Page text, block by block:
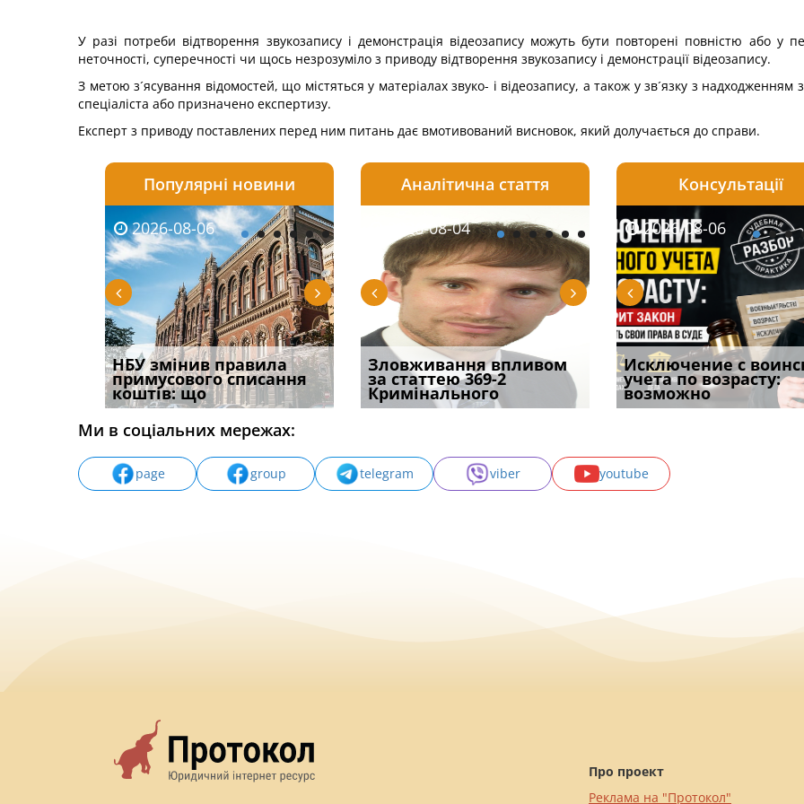
У разі потреби відтворення звукозапису і демонстрація відеозапису можуть бути повторені повністю або у
неточності, суперечності чи щось незрозуміло з приводу відтворення звукозапису і демонстрації відеозапису.
З метою з´ясування відомостей, що містяться у матеріалах звуко- і відеозапису, а також у зв´язку з
спеціаліста або призначено експертизу.
Експерт з приводу поставлених перед ним питань дає вмотивований висновок, який долучається до справи.
Популярні новини
2026-08-06
НБУ змінив правила
примусового списання
коштів: що
2026-08-06
Якщо суд встановив для
відшкодування шкоди
наявніс
2026-08-06
Документи, на яких не
проставляється
апостиль: пер
Аналітична стаття
2026-08-03
Водії можуть отримати
компенсацію за
незаконні дії
2026-08-04
Зловживання впливом
за статтею 369-2
Кримінального
2026-08-04
Переоформлення
відстрочки за іншою
підставою: нов
Консультації
2026-08-05
Особливості захисту у
кримінальному
провадженні: я
2026-08-06
Исключение с
учета по возрасту:
возможно
2026-07-30
Восьмий ААС
підтвердив, що
може скас
Ми в соціальних мережах:
page group telegram viber youtube
Про проект
Реклама на "Протокол"